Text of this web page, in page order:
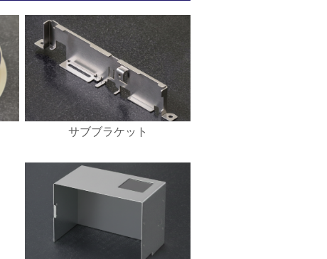
サブブラケット